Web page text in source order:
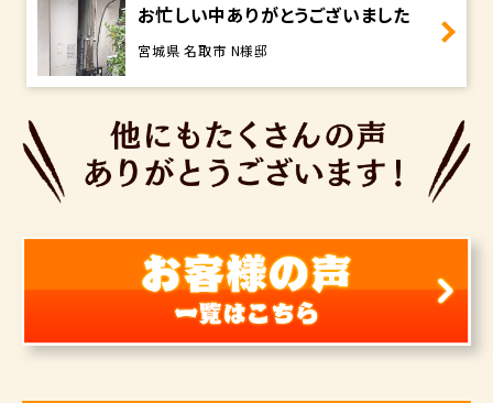
お忙しい中ありがとうございました
宮城県 名取市 N様邸